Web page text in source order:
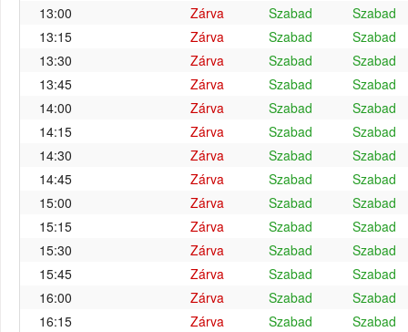
13:00
Zárva Szabad
Szabad
13:15
Zárva Szabad
Szabad
13:30
Zárva Szabad
Szabad
13:45
Zárva Szabad
Szabad
14:00
Zárva Szabad
Szabad
14:15
Zárva Szabad
Szabad
14:30
Zárva Szabad
Szabad
14:45
Zárva Szabad
Szabad
15:00
Zárva Szabad
Szabad
15:15
Zárva Szabad
Szabad
15:30
Zárva Szabad
Szabad
15:45
Zárva Szabad
Szabad
16:00
Zárva Szabad
Szabad
16:15
Zárva Szabad
Szabad